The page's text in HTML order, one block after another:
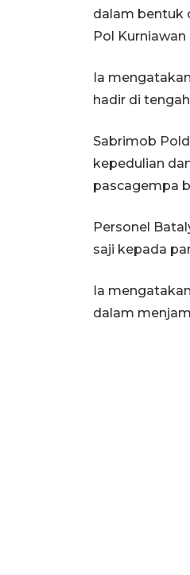
dalam bentuk
Pol Kurniawan
Ia
hadir di
Sabrimob
kepedulian
pascagempa
Personel
saji kepada
Ia
dalam